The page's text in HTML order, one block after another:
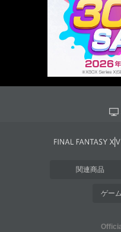
関連商品
ゲー